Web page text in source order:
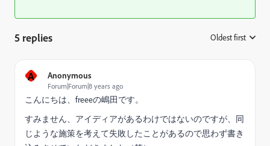
5 replies Oldest first
A Anonymous
Forum|Forum|8 years ago
こんにちは、freeeの嶋田です。
すみません、アイディアがあるわけではないのですが、同
じような施策を考えて失敗したことがあるので思わず書き